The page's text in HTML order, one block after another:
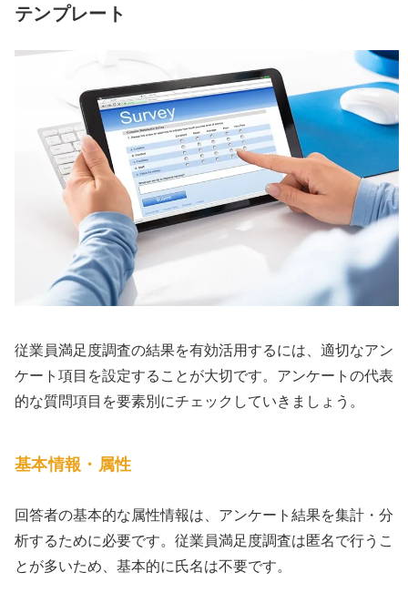
テンプレート
従業員満足度調査の結果を有効活用するには、適切なアン
ケート項目を設定することが大切です。アンケートの代表
的な質問項目を要素別にチェックしていきましょう。
基本情報・属性
回答者の基本的な属性情報は、アンケート結果を集計・分
析するために必要です。従業員満足度調査は匿名で行うこ
とが多いため、基本的に氏名は不要です。